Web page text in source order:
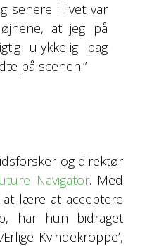
senere i livet var
at jeg på
ulykkelig bag
på scenen.”
og direktør
Navigator. Med
at lære at acceptere
har hun bidraget
Kvindekroppe’,